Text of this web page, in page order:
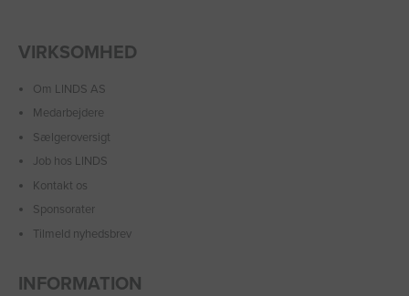
VIRKSOMHED
Om LINDS AS
Medarbejdere
Sælgeroversigt
Job hos LINDS
Kontakt os
Sponsorater
Tilmeld nyhedsbrev
INFORMATION